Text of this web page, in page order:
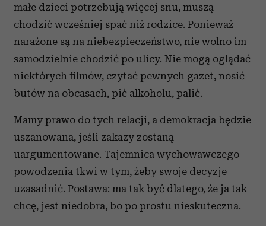
małe dzieci potrzebują więcej snu, muszą
chodzić wcześniej spać niż rodzice. Ponieważ
narażone są na niebezpieczeństwo, nie wolno im
samodzielnie chodzić po ulicy. Nie mogą oglądać
niektórych filmów, czytać pewnych gazet, nosić
butów na obcasach, pić alkoholu, palić.
Mamy prawo do tych relacji, a demokracja będzie
uszanowana, jeśli zakazy zostaną
uargumentowane. Tajemnica wychowawczego
powodzenia tkwi w tym, żeby swoje decyzje
uzasadnić. Postawa: ma tak być dlatego, że ja tak
chcę, jest niedobra, bo po prostu nieskuteczna.